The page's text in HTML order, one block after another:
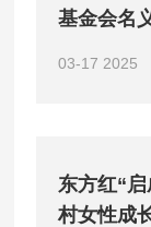
基金会名
03-17 2025
东方红“
村女性成